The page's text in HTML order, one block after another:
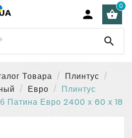
 
0

Товара
Плинтус
Евро
Плинтус
Патина Евро 2400 х 60 х 18